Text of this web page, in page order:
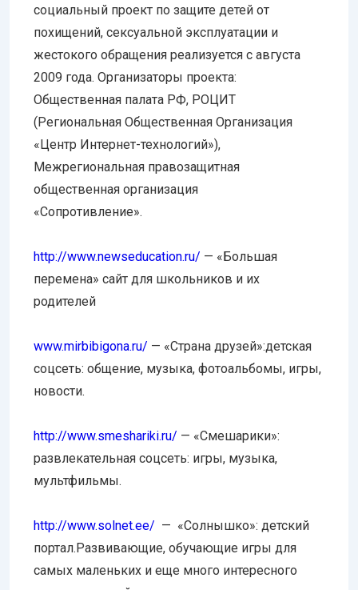
социальный проект по защите детей от
похищений, сексуальной эксплуатации и
жестокого обращения реализуется с августа
2009 года. Организаторы проекта:
Общественная палата РФ, РОЦИТ
(Региональная Общественная Организация
«Центр Интернет-технологий»),
Межрегиональная правозащитная
общественная организация
«Сопротивление».
http://www.newseducation.ru/ — «Большая
перемена» сайт для школьников и их
родителей
www.mirbibigona.ru/ — «Страна друзей»:детская
соцсеть: общение, музыка, фотоальбомы, игры,
новости.
http://www.smeshariki.ru/ — «Смешарики»:
развлекательная соцсеть: игры, музыка,
мультфильмы.
http://www.solnet.ee/ — «Солнышко»: детский
портал.Развивающие, обучающие игры для
самых маленьких и еще много интересного